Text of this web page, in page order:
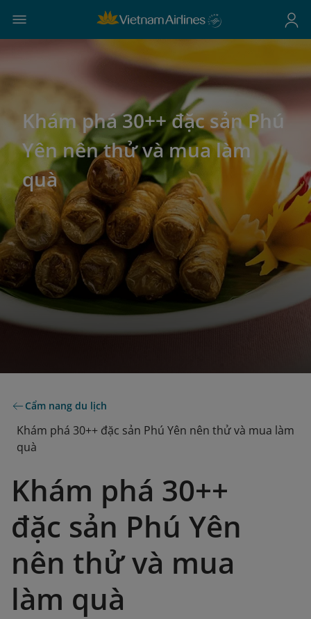
Khám phá 30++ đặc sản Phú
Yên nên thử và mua làm
quà
Cẩm nang du lịch
Khám phá 30++ đặc sản Phú Yên nên thử và mua làm
quà
Khám phá 30++
đặc sản Phú Yên
nên thử và mua
làm quà